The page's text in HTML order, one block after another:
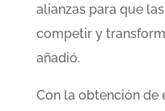
alianzas para que
competir y
añadió.
Con la obtención de